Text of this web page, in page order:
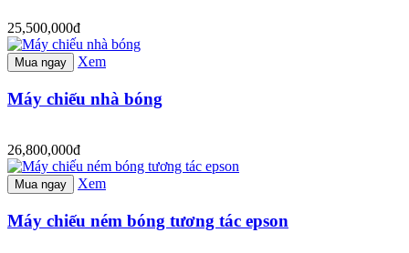
25,500,000đ
Mua ngay Xem
Máy chiếu nhà bóng
26,800,000đ
Mua ngay Xem
Máy chiếu ném bóng tương tác epson